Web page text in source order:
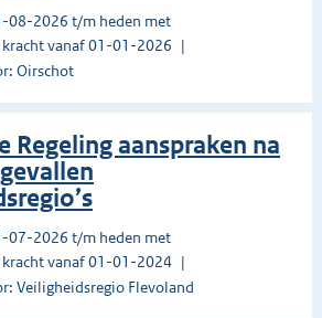
08-2026 t/m heden met
vanaf 01-01-2026
Oirschot
Regeling aanspraken na
07-2026 t/m heden met
vanaf 01-01-2024
Veiligheidsregio Flevoland